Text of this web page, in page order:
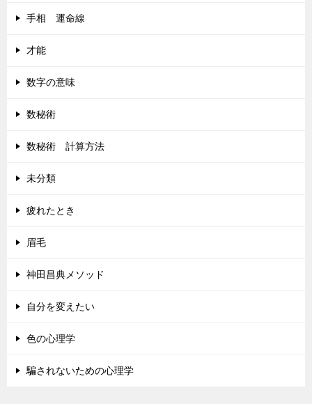
手相 運命線
才能
数字の意味
数秘術
数秘術 計算方法
未分類
疲れたとき
眉毛
神田昌典メソッド
自分を変えたい
色の心理学
騙されないための心理学